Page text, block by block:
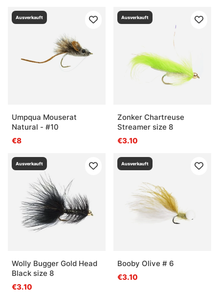
Ausverkauft
Umpqua Mouserat
Natural - #10
€8
Ausverkauft
Zonker Chartreuse
Streamer size 8
€3.10
Ausverkauft
Wolly Bugger Gold Head
Black size 8
€3.10
Ausverkauft
Booby Olive # 6
€3.10